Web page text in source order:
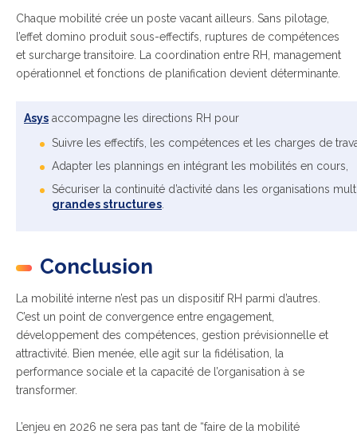
Chaque mobilité crée un poste vacant ailleurs. Sans pilotage,
l’effet domino produit sous-effectifs, ruptures de compétences
et surcharge transitoire. La coordination entre RH, management
opérationnel et fonctions de planification devient déterminante.
Asys accompagne les directions RH pour
Suivre les effectifs, les compétences et les charges de
Adapter les plannings en intégrant les mobilités en cours,
Sécuriser la continuité d’activité dans les organisations
grandes structures
Conclusion
La mobilité interne n’est pas un dispositif RH parmi d’autres.
C’est un point de convergence entre engagement,
développement des compétences, gestion prévisionnelle et
attractivité. Bien menée, elle agit sur la fidélisation, la
performance sociale et la capacité de l’organisation à se
transformer.
L’enjeu en 2026 ne sera pas tant de “faire de la mobilité